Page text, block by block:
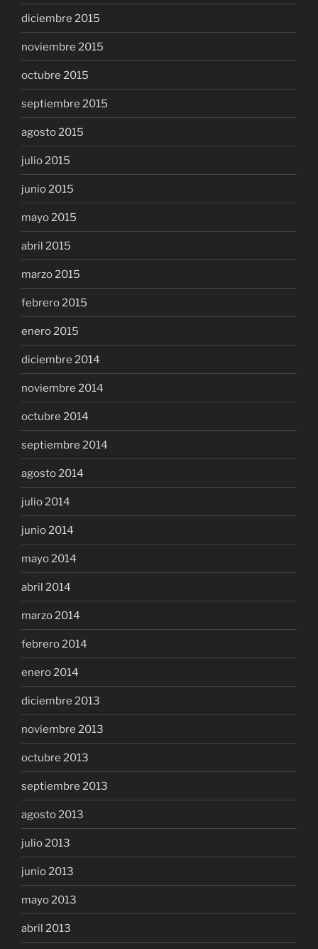
diciembre 2015
noviembre 2015
octubre 2015
septiembre 2015
agosto 2015
julio 2015
junio 2015
mayo 2015
abril 2015
marzo 2015
febrero 2015
enero 2015
diciembre 2014
noviembre 2014
octubre 2014
septiembre 2014
agosto 2014
julio 2014
junio 2014
mayo 2014
abril 2014
marzo 2014
febrero 2014
enero 2014
diciembre 2013
noviembre 2013
octubre 2013
septiembre 2013
agosto 2013
julio 2013
junio 2013
mayo 2013
abril 2013